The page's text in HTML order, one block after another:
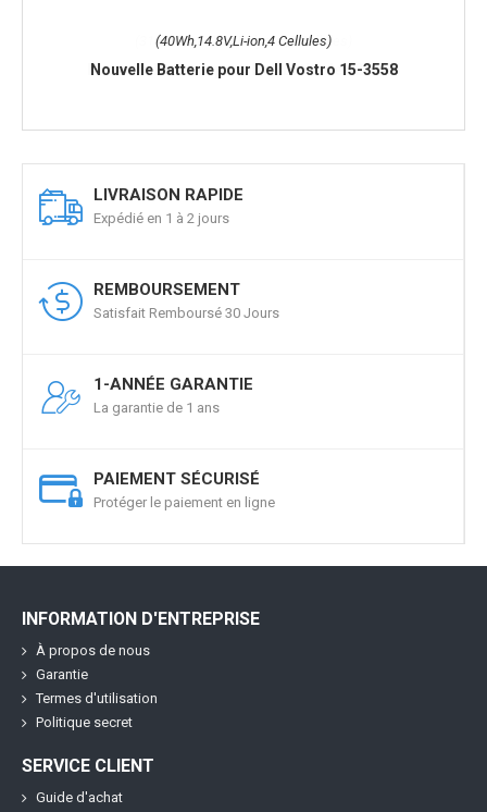
(40Wh,14.8V,Li-ion,4 Cellules)
Nouvelle Batterie pour Dell Vostro 15-3558
LIVRAISON RAPIDE
Expédié en 1 à 2 jours
REMBOURSEMENT
Satisfait Remboursé 30 Jours
1-ANNÉE GARANTIE
La garantie de 1 ans
PAIEMENT SÉCURISÉ
Protéger le paiement en ligne
INFORMATION D'ENTREPRISE
À propos de nous
Garantie
Termes d'utilisation
Politique secret
SERVICE CLIENT
Guide d'achat